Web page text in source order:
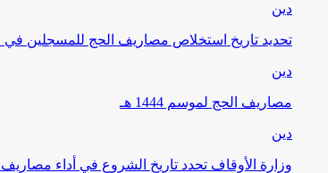
دين
تحديد تاريخ استخلاص مصاريف الحج للمسجلين في
دين
مصاريف الحج لموسم 1444 هـ
دين
وزارة الأوقاف تحدد تاريخ الشروع في أداء مصاريف